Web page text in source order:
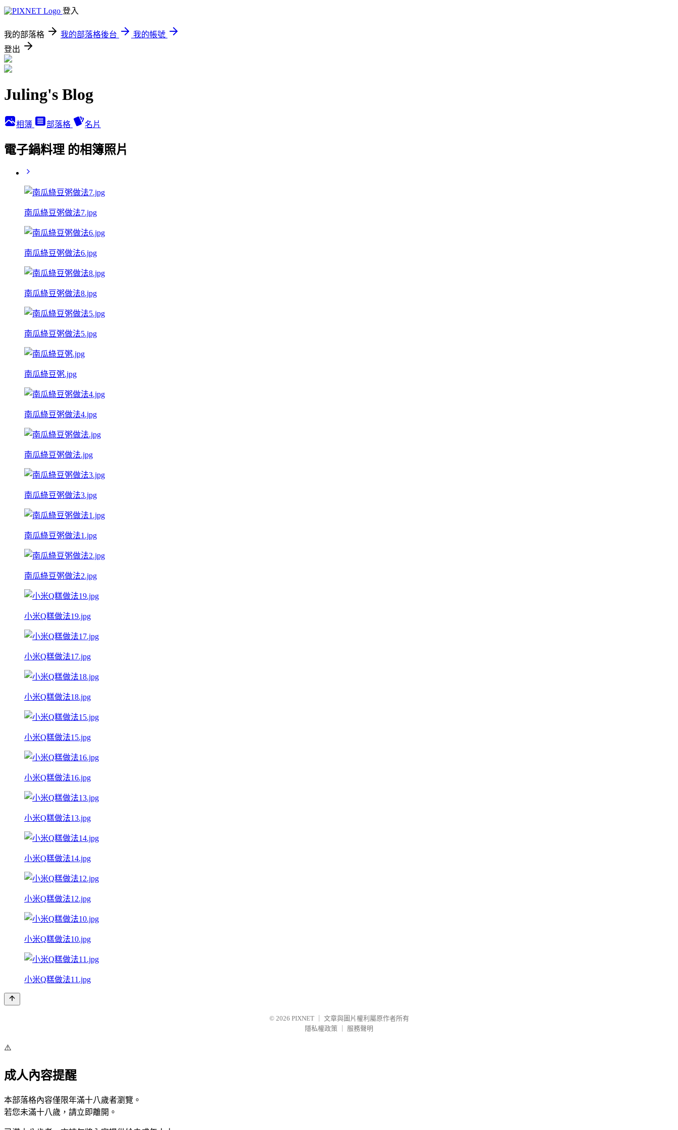
登入
我的部落格 我的部落格後台
我的帳號
登出
Juling's Blog
相簿 部落格 名片
電子鍋料理 的相簿照片
南瓜綠豆粥做法7.jpg
南瓜綠豆粥做法6.jpg
南瓜綠豆粥做法8.jpg
南瓜綠豆粥做法5.jpg
南瓜綠豆粥.jpg
南瓜綠豆粥做法4.jpg
南瓜綠豆粥做法.jpg
南瓜綠豆粥做法3.jpg
南瓜綠豆粥做法1.jpg
南瓜綠豆粥做法2.jpg
小米Q糕做法19.jpg
小米Q糕做法17.jpg
小米Q糕做法18.jpg
小米Q糕做法15.jpg
小米Q糕做法16.jpg
小米Q糕做法13.jpg
小米Q糕做法14.jpg
小米Q糕做法12.jpg
小米Q糕做法10.jpg
小米Q糕做法11.jpg
© 2026 PIXNET
文章與圖片權利屬原作者所有
隱私權政策
服務聲明
⚠️
成人內容提醒
本部落格內容僅限年滿十八歲者瀏覽。
若您未滿十八歲，請立即離開。